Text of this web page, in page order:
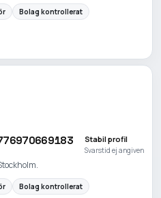
Bolag kontrollerat
Stabil profil
Svarstid ej angiven
Bolag kontrollerat